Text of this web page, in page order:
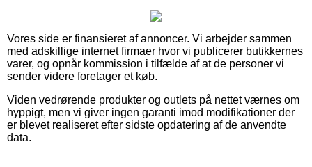
Vores side er finansieret af annoncer. Vi arbejder sammen
med adskillige internet firmaer hvor vi publicerer butikkernes
varer, og opnår kommission i tilfælde af at de personer vi
sender videre foretager et køb.
Viden vedrørende produkter og outlets på nettet værnes om
hyppigt, men vi giver ingen garanti imod modifikationer der
er blevet realiseret efter sidste opdatering af de anvendte
data.